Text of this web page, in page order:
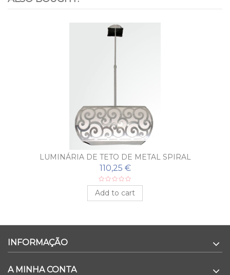
LUMINÁRIA DE TETO DE METAL SPIRAL
110,25 €
Add to cart
INFORMAÇÃO
A MINHA CONTA